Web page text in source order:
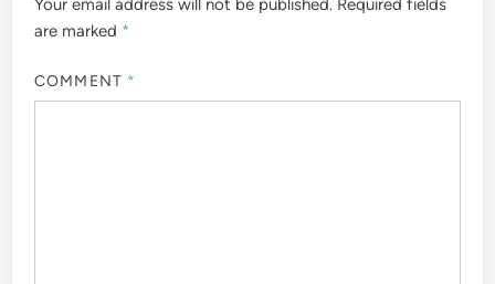
Your email address will not be published. Required fields
are marked *
COMMENT *